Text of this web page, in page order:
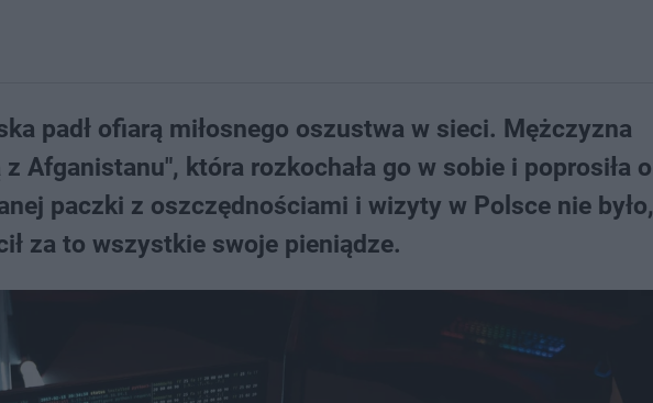
padł ofiarą miłosnego oszustwa w sieci. Mężczyzna
Afganistanu", która rozkochała go w sobie i poprosiła o
paczki z oszczędnościami i wizyty w Polsce nie było,
za to wszystkie swoje pieniądze.